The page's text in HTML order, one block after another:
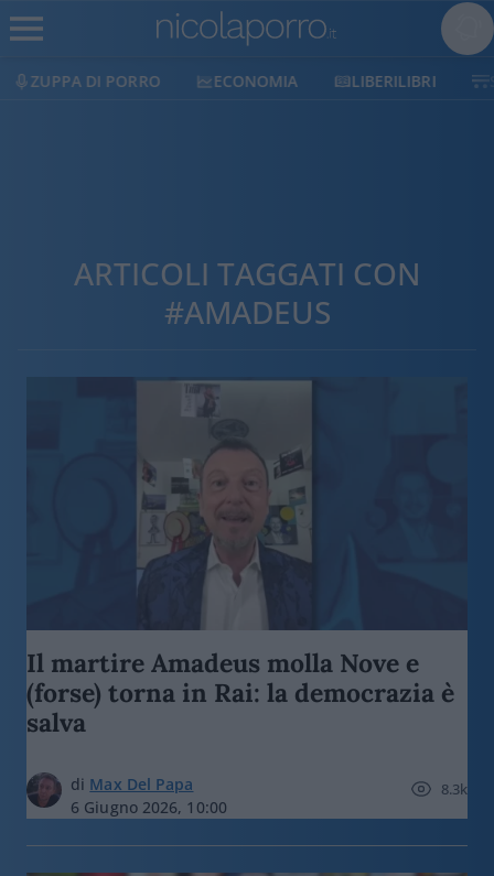
ECONOMIA LIBERILIBRI SHOP SOSTIENICI
ARTICOLI TAGGATI CON
#AMADEUS
Il martire Amadeus molla Nove e
(forse) torna in Rai: la democrazia è
salva
di Max Del Papa
6 Giugno 2026, 10:00
8.3k